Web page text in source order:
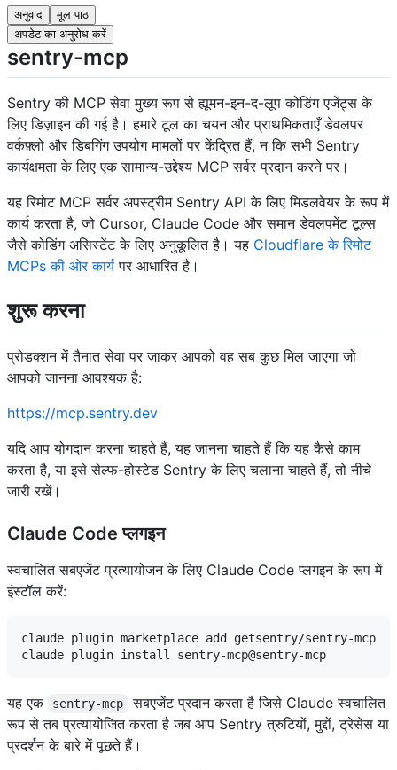
अनुवाद
मूल पाठ
अपडेट का अनुरोध करें
sentry-mcp
Sentry की MCP सेवा मुख्य रूप से ह्यूमन-इन-द-लूप कोडिंग एजेंट्स के
लिए डिज़ाइन की गई है। हमारे टूल का चयन और प्राथमिकताएँ डेवलपर
वर्कफ़्लो और डिबगिंग उपयोग मामलों पर केंद्रित हैं, न कि सभी Sentry
कार्यक्षमता के लिए एक सामान्य-उद्देश्य MCP सर्वर प्रदान करने पर।
यह रिमोट MCP सर्वर अपस्ट्रीम Sentry API के लिए मिडलवेयर के रूप में
कार्य करता है, जो Cursor, Claude Code और समान डेवलपमेंट टूल्स
जैसे कोडिंग असिस्टेंट के लिए अनुकूलित है। यह Cloudflare के रिमोट
MCPs की ओर कार्य पर आधारित है।
शुरू करना
प्रोडक्शन में तैनात सेवा पर जाकर आपको वह सब कुछ मिल जाएगा जो
आपको जानना आवश्यक है:
https://mcp.sentry.dev
यदि आप योगदान करना चाहते हैं, यह जानना चाहते हैं कि यह कैसे काम
करता है, या इसे सेल्फ-होस्टेड Sentry के लिए चलाना चाहते हैं, तो नीचे
जारी रखें।
Claude Code प्लगइन
स्वचालित सबएजेंट प्रत्यायोजन के लिए Claude Code प्लगइन के रूप में
इंस्टॉल करें:
claude plugin marketplace add getsentry/sentry-mcp
यह एक sentry-mcp
सबएजेंट प्रदान करता है जिसे Claude स्वचालित
रूप से तब प्रत्यायोजित करता है जब आप Sentry त्रुटियों, मुद्दों, ट्रेसेस या
प्रदर्शन के बारे में पूछते हैं।